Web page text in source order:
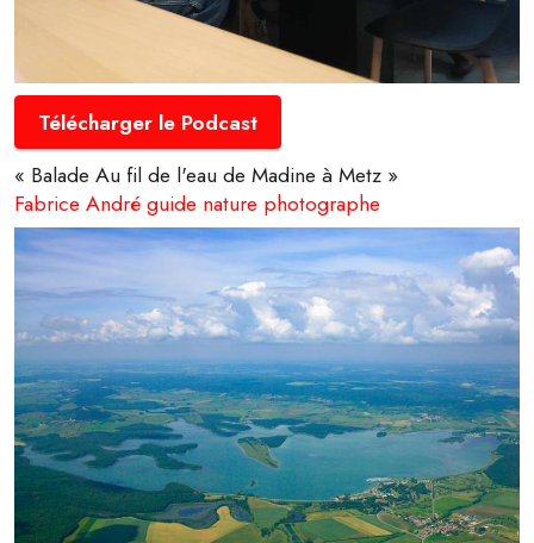
Télécharger le Podcast
« Balade Au fil de l'eau de Madine à Metz »
Fabrice André guide nature photographe